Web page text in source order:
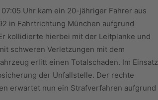
Uhr kam ein 20-jähriger Fahrer aus
in Fahrtrichtung München aufgrund
kollidierte hierbei mit der Leitplanke und
schweren Verletzungen mit dem
erlitt einen Totalschaden. Im Einsatz
der Unfallstelle. Der rechte
erwartet nun ein Strafverfahren aufgrund